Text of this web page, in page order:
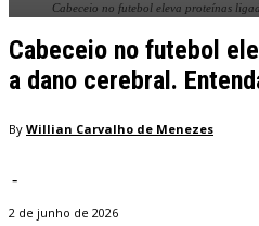
Cabeceio no futebol eleva proteínas
Cabeceio no futebol
a dano cerebral.
By Willian Carvalho de Menezes
-
2 de junho de 2026